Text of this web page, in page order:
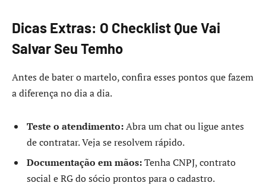
Dicas Extras: O Checklist Que Vai
Salvar Seu Temho
Antes de bater o martelo, confira esses pontos que fazem
a diferença no dia a dia.
Teste o atendimento:Abra um chat ou ligue antes
de contratar. Veja se resolvem rápido.
Documentação em mãos:Tenha CNPJ, contrato
social e RG do sócio prontos para o cadastro.